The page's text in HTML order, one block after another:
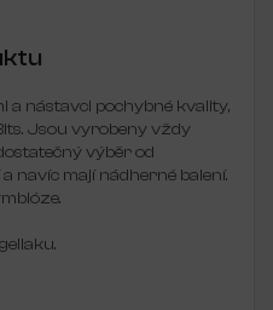
nástavci pochybné kvality,
Jsou vyrobeny vždy
výběr od
navíc mají nádherné balení.